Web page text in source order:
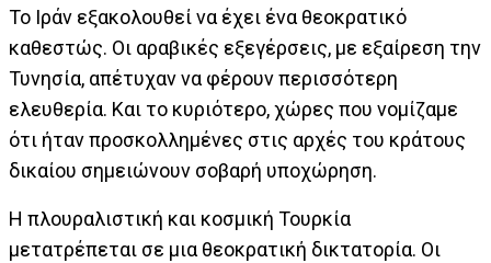
Το Ιράν εξακολουθεί να έχει ένα θεοκρατικό
καθεστώς. Οι αραβικές εξεγέρσεις, με εξαίρεση την
Τυνησία, απέτυχαν να φέρουν περισσότερη
ελευθερία. Και το κυριότερο, χώρες που νομίζαμε
ότι ήταν προσκολλημένες στις αρχές του κράτους
δικαίου σημειώνουν σοβαρή υποχώρηση.
Η πλουραλιστική και κοσμική Τουρκία
μετατρέπεται σε μια θεοκρατική δικτατορία. Οι